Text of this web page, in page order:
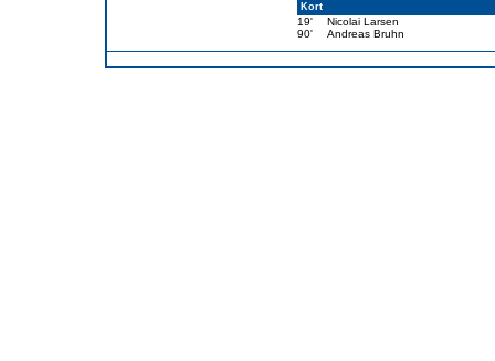
Kort
19'
Nicolai Larsen
90'
Andreas Bruhn